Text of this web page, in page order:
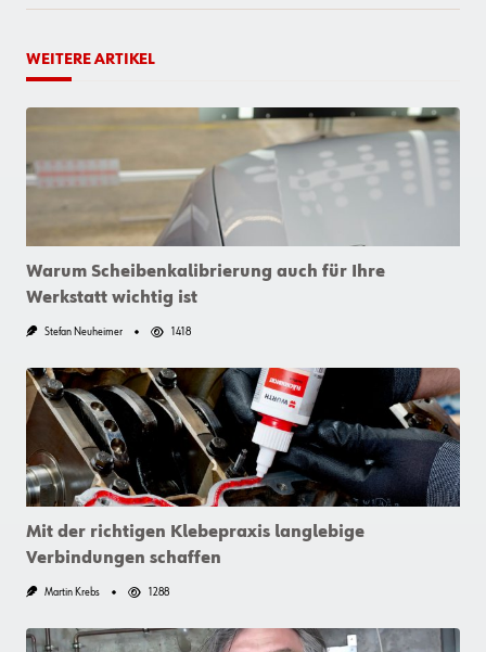
WEITERE ARTIKEL
Warum Scheibenkalibrierung auch für Ihre
Werkstatt wichtig ist
Stefan Neuheimer 1418
Mit der richtigen Klebepraxis langlebige
Verbindungen schaffen
Martin Krebs 1288